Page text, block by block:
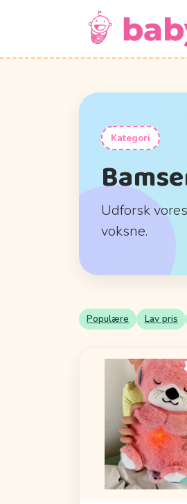
Kategori
Udforsk
voksne.
Populære Lav pris